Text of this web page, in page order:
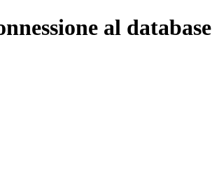
al database